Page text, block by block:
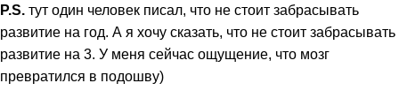
P.S. тут один человек писал, что не стоит забрасывать
развитие на год. А я хочу сказать, что не стоит забрасывать
развитие на 3. У меня сейчас ощущение, что мозг
превратился в подошву)